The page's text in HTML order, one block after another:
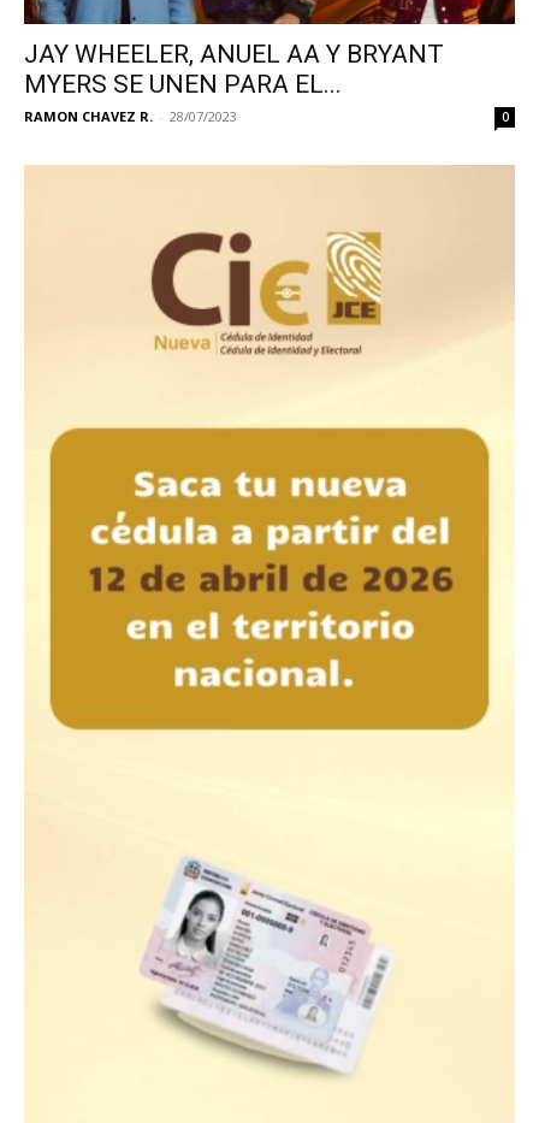
JAY WHEELER, ANUEL AA Y BRYANT
MYERS SE UNEN PARA EL...
RAMON CHAVEZ R. - 28/07/2023 0